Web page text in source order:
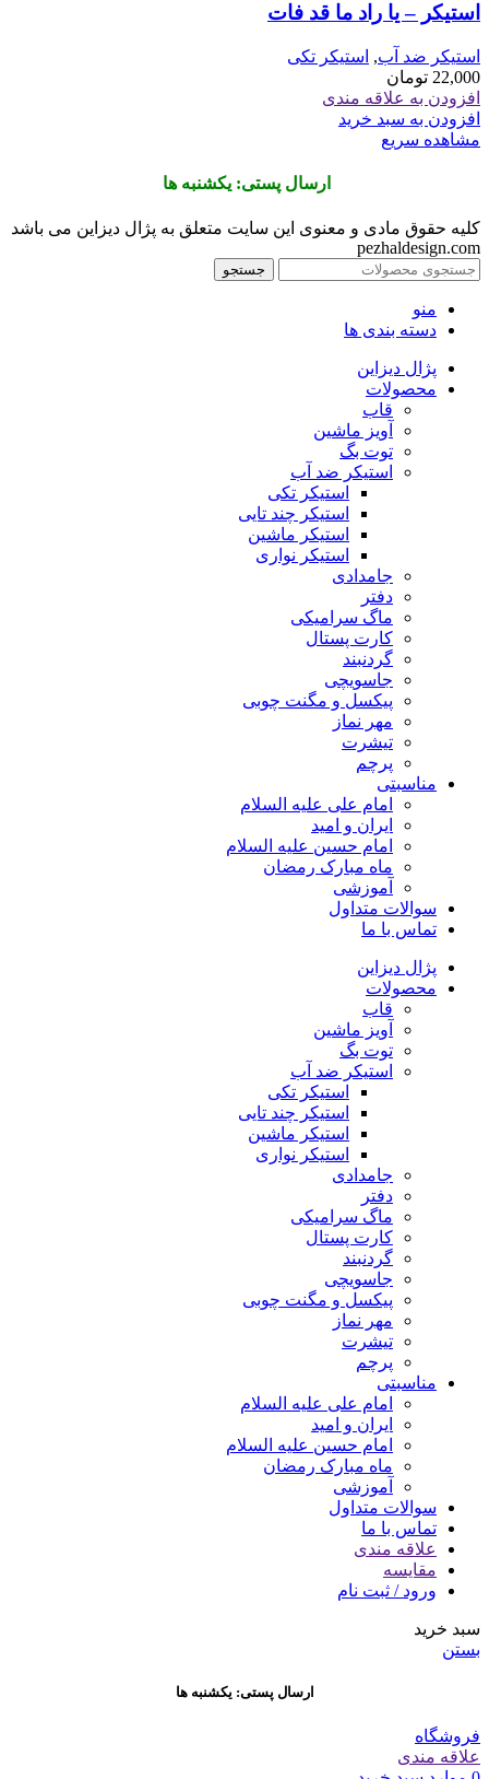
استیکر – یا راد ما قد فات
استیکر ضد آب, استیکر تکی
22,000 تومان
افزودن به علاقه مندی
افزودن به سبد خرید
مشاهده سریع
ارسال پستی: یکشنبه ها
کلیه حقوق مادی و معنوی این سایت متعلق به پژال دیزاین می باشد
pezhaldesign.com
جستجو
منو
دسته بندی ها
پژال دیزاین
محصولات
قاب
آویز ماشین
توت بگ
استیکر ضد آب
استیکر تکی
استیکر چند تایی
استیکر ماشین
استیکر نواری
جامدادی
دفتر
ماگ سرامیکی
کارت پستال
گردنبند
جاسویچی
پیکسل و مگنت چوبی
مهر نماز
تیشرت
پرچم
مناسبتی
امام علی علیه السلام
ایران و امید
امام حسین علیه السلام
ماه مبارک رمضان
آموزشی
سوالات متداول
تماس با ما
پژال دیزاین
محصولات
قاب
آویز ماشین
توت بگ
استیکر ضد آب
استیکر تکی
استیکر چند تایی
استیکر ماشین
استیکر نواری
جامدادی
دفتر
ماگ سرامیکی
کارت پستال
گردنبند
جاسویچی
پیکسل و مگنت چوبی
مهر نماز
تیشرت
پرچم
مناسبتی
امام علی علیه السلام
ایران و امید
امام حسین علیه السلام
ماه مبارک رمضان
آموزشی
سوالات متداول
تماس با ما
علاقه مندی
مقایسه
ورود / ثبت نام
سبد خرید
بستن
ارسال پستی: یکشنبه ها
فروشگاه
علاقه مندی